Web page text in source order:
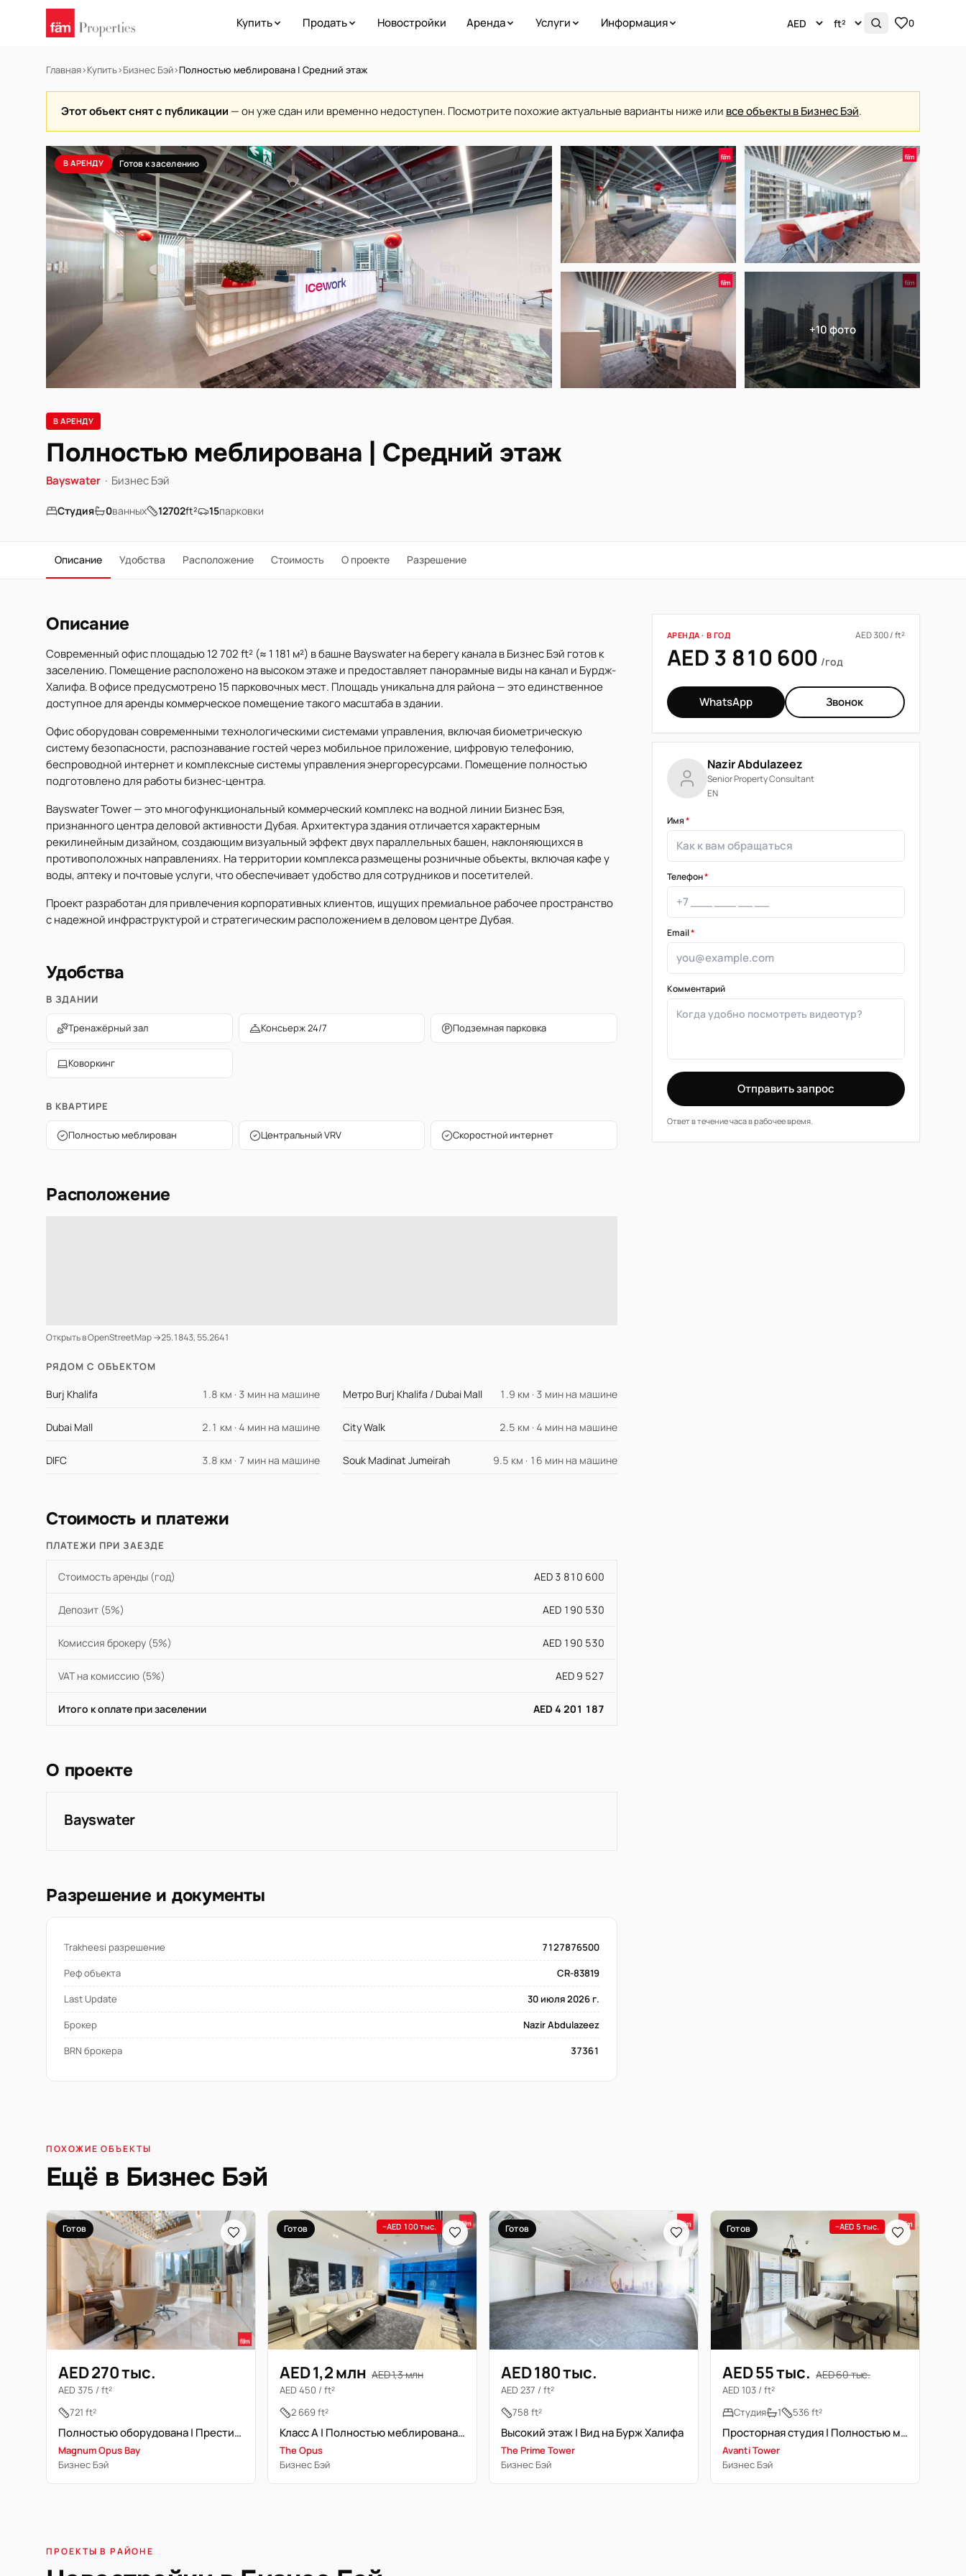
Купить Продать Новостройки Аренда Услуги Информация 0
Главная›Купить›Бизнес Бэй›Полностью меблирована | Средний этаж
Этот объект снят с публикации — он уже сдан или временно недоступен. Посмотрите похожие актуальные варианты ниже или все объекты в Бизнес Бэй.
В АРЕНДУ Готов к заселению
+10 фото
В АРЕНДУ
Полностью меблирована | Средний этаж
Bayswater · Бизнес Бэй
Студия 0ванных 12702ft² 15парковки
Описание Удобства Расположение Стоимость О проекте Разрешение
Описание
Современный офис площадью 12 702 ft² (≈ 1 181 м²) в башне Bayswater на берегу канала в Бизнес Бэй готов к
заселению. Помещение расположено на высоком этаже и предоставляет панорамные виды на канал и Бурдж-
Халифа. В офисе предусмотрено 15 парковочных мест. Площадь уникальна для района — это единственное
доступное для аренды коммерческое помещение такого масштаба в здании.
Офис оборудован современными технологическими системами управления, включая биометрическую
систему безопасности, распознавание гостей через мобильное приложение, цифровую телефонию,
беспроводной интернет и комплексные системы управления энергоресурсами. Помещение полностью
подготовлено для работы бизнес-центра.
Bayswater Tower — это многофункциональный коммерческий комплекс на водной линии Бизнес Бэя,
признанного центра деловой активности Дубая. Архитектура здания отличается характерным
рекилинейным дизайном, создающим визуальный эффект двух параллельных башен, наклоняющихся в
противоположных направлениях. На территории комплекса размещены розничные объекты, включая кафе у
воды, аптеку и почтовые услуги, что обеспечивает удобство для сотрудников и посетителей.
Проект разработан для привлечения корпоративных клиентов, ищущих премиальное рабочее пространство
с надежной инфраструктурой и стратегическим расположением в деловом центре Дубая.
Удобства
В ЗДАНИИ
Тренажёрный зал Консьерж 24/7 Подземная парковка
Коворкинг
В КВАРТИРЕ
Полностью меблирован Центральный VRV Скоростной интернет
Расположение
Открыть в OpenStreetMap →25.1843, 55.2641
РЯДОМ С ОБЪЕКТОМ
Burj Khalifa 1.8 км · 3 мин на машине Метро Burj Khalifa / Dubai Mall 1.9 км · 3 мин на машине
Dubai Mall 2.1 км · 4 мин на машине City Walk 2.5 км · 4 мин на машине
DIFC 3.8 км · 7 мин на машине Souk Madinat Jumeirah 9.5 км · 16 мин на машине
Стоимость и платежи
ПЛАТЕЖИ ПРИ ЗАЕЗДЕ
Стоимость аренды (год) AED 3 810 600
Депозит (5%) AED 190 530
Комиссия брокеру (5%) AED 190 530
VAT на комиссию (5%) AED 9 527
Итого к оплате при заселении AED 4 201 187
О проекте
Bayswater
Разрешение и документы
Trakheesi разрешение
7127876500
Реф объекта
CR-83819
Last Update
30 июля 2026 г.
Брокер
Nazir Abdulazeez
BRN брокера
37361
АРЕНДА · В ГОД AED 300 / ft²
AED 3 810 600 /год
WhatsApp Звонок
Nazir Abdulazeez
Senior Property Consultant
EN
Имя*
Телефон*
Email*
Комментарий
Отправить запрос
Ответ в течение часа в рабочее время.
ПОХОЖИЕ ОБЪЕКТЫ
Ещё в Бизнес Бэй
Готов
AED 270 тыс.
AED 375 / ft²
721 ft²
Полностью оборудована | Престижное местоположение | Свободна
Magnum Opus Bay
Бизнес Бэй
Готов −AED 100 тыс.
AED 1,2 млн AED 1,3 млн
AED 450 / ft²
2 669 ft²
Класс А | Полностью меблирована | Свободна | Премиум локация
The Opus
Бизнес Бэй
Готов
AED 180 тыс.
AED 237 / ft²
758 ft²
Высокий этаж | Вид на Бурж Халифа
The Prime Tower
Бизнес Бэй
Готов −AED 5 тыс.
AED 55 тыс. AED 60 тыс.
AED 103 / ft²
Студия
1 536 ft²
Просторная студия | Полностью меблирована | Свободна
Avanti Tower
Бизнес Бэй
ПРОЕКТЫ В РАЙОНЕ